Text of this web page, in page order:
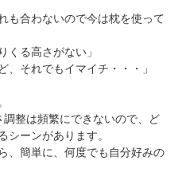
も合わないので今は枕を使って
くる高さがない」
、それでもイマイチ・・・」
整は頻繁にできないので、ど
シーンがあります。
、簡単に、何度でも自分好みの